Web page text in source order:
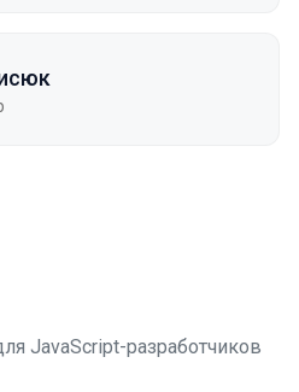
JavaScript-разработчиков